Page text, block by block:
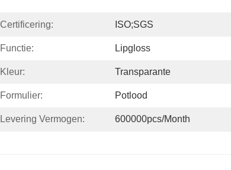
Certificering: ISO;SGS
Functie: Lipgloss
Kleur: Transparante
Formulier: Potlood
Levering Vermogen: 600000pcs/month